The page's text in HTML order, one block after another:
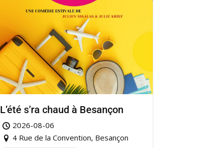
L’été s’ra chaud à Besançon
2026-08-06
4 Rue de la Convention, Besançon